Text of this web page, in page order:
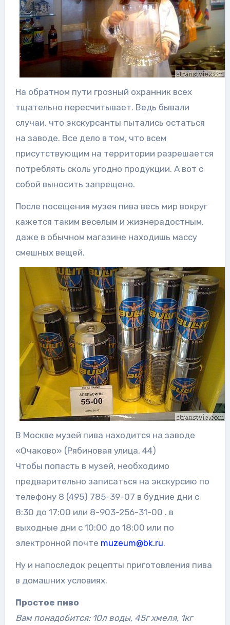
На обратном пути грозный охранник всех
тщательно пересчитывает. Ведь бывали
случаи, что экскурсанты пытались остаться
на заводе. Все дело в том, что всем
присутствующим на территории разрешается
потреблять сколь угодно продукции. А вот с
собой выносить запрещено.
После посещения музея пива весь мир вокруг
кажется таким веселым и жизнерадостным,
даже в обычном магазине находишь массу
смешных вещей.
В Москве музей пива находится на заводе
«Очаково» (Рябиновая улица, 44)
Чтобы попасть в музей, необходимо
предварительно записаться на экскурсию по
телефону 8 (495) 785-39-07 в будние дни с
8:30 до 17:00 или 8-903-256-31-00 . в
выходные дни с 10:00 до 18:00 или по
электронной почте muzeum@bk.ru.
Ну и напоследок рецепты приготовления пива
в домашних условиях.
Простое пиво
Вам понадобится: 10л воды, 45г хмеля, 1кг